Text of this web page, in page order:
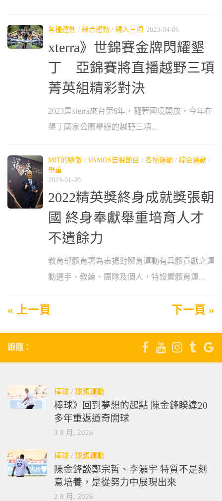
各種運動 / 綜合運動 / 鐵人三項 2023-04-06
xterra》世錦賽金牌閃耀墾
丁 亞錦賽將直播越野三項
菁英組精彩對決
2023是xterra來台第6年，隨著國境開放，今年在
墾丁國家公園舉辦的越野三項...
MIT的驕傲 / VAMOS自製節目 / 各種運動 / 綜合運動 /
舉重
2023-01-20
2022精英獎終身成就獎張朝
國 終身奉獻舉重培育人才
不遺餘力
教育部體育署為表揚對體育運動有具體貢獻之運
動選手、教練、團隊及個人，特設置體育運...
« 上一頁 下一頁 »
跟隨：
棒球 / 球類運動
棒球》回到夢想的起點 陳金鋒睽違20
多年重返道奇開球
3 8 月, 2026
棒球 / 球類運動
陳金鋒談鄭宗哲、李灝宇 特質不是刻
意培養，是從努力中展現出來
2 8 月, 2026